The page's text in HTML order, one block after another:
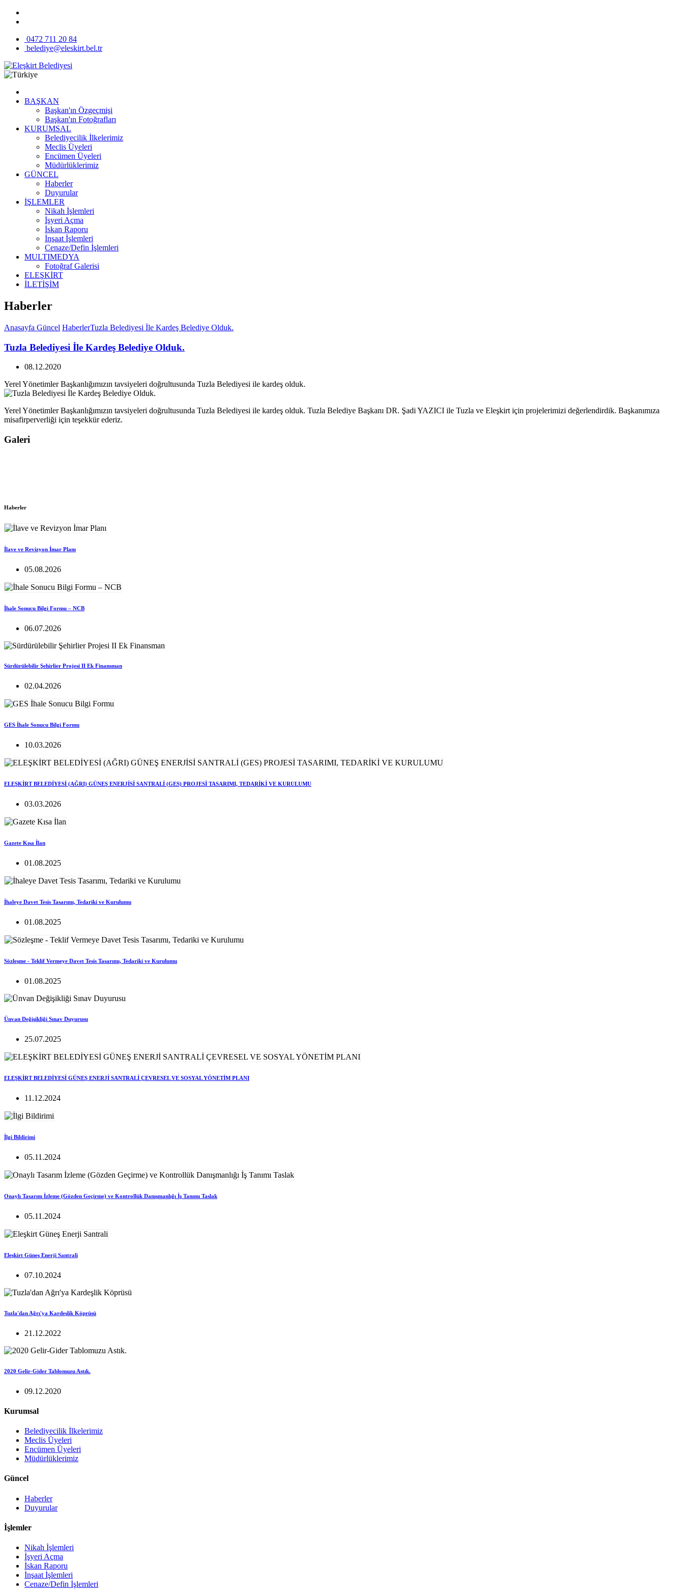
0472 711 20 84
belediye@eleskirt.bel.tr
BAŞKAN
Başkan'ın Özgeçmişi
Başkan'ın Fotoğrafları
KURUMSAL
Belediyecilik İlkelerimiz
Meclis Üyeleri
Encümen Üyeleri
Müdürlüklerimiz
GÜNCEL
Haberler
Duyurular
İŞLEMLER
Nikah İşlemleri
İşyeri Açma
İskan Raporu
İnşaat İşlemleri
Cenaze/Defin İşlemleri
MULTIMEDYA
Fotoğraf Galerisi
ELEŞKİRT
İLETİŞİM
Haberler
Anasayfa Güncel HaberlerTuzla Belediyesi İle Kardeş Belediye Olduk.
Tuzla Belediyesi İle Kardeş Belediye Olduk.
08.12.2020
Yerel Yönetimler Başkanlığımızın tavsiyeleri doğrultusunda Tuzla Belediyesi ile kardeş olduk.
Yerel Yönetimler Başkanlığımızın tavsiyeleri doğrultusunda Tuzla Belediyesi ile kardeş olduk. Tuzla Belediye Başkanı DR. Şadi YAZICI ile Tuzla ve Eleşkirt için projelerimizi değerlendirdik. Başkanımıza
misafirperverliği için teşekkür ederiz.
Galeri
Haberler
İlave ve Revizyon İmar Planı
05.08.2026
İhale Sonucu Bilgi Formu – NCB
06.07.2026
Sürdürülebilir Şehirlier Projesi II Ek Finansman
02.04.2026
GES İhale Sonucu Bilgi Formu
10.03.2026
ELEŞKİRT BELEDİYESİ (AĞRI) GÜNEŞ ENERJİSİ SANTRALİ (GES) PROJESİ TASARIMI, TEDARİKİ VE KURULUMU
03.03.2026
Gazete Kısa İlan
01.08.2025
İhaleye Davet Tesis Tasarımı, Tedariki ve Kurulumu
01.08.2025
Sözleşme - Teklif Vermeye Davet Tesis Tasarımı, Tedariki ve Kurulumu
01.08.2025
Ünvan Değişikliği Sınav Duyurusu
25.07.2025
ELEŞKİRT BELEDİYESİ GÜNEŞ ENERJİ SANTRALİ ÇEVRESEL VE SOSYAL YÖNETİM PLANI
11.12.2024
İlgi Bildirimi
05.11.2024
Onaylı Tasarım İzleme (Gözden Geçirme) ve Kontrollük Danışmanlığı İş Tanımı Taslak
05.11.2024
Eleşkirt Güneş Enerji Santrali
07.10.2024
Tuzla'dan Ağrı'ya Kardeşlik Köprüsü
21.12.2022
2020 Gelir-Gider Tablomuzu Astık.
09.12.2020
Kurumsal
Belediyecilik İlkelerimiz
Meclis Üyeleri
Encümen Üyeleri
Müdürlüklerimiz
Güncel
Haberler
Duyurular
İşlemler
Nikah İşlemleri
İşyeri Açma
İskan Raporu
İnşaat İşlemleri
Cenaze/Defin İşlemleri